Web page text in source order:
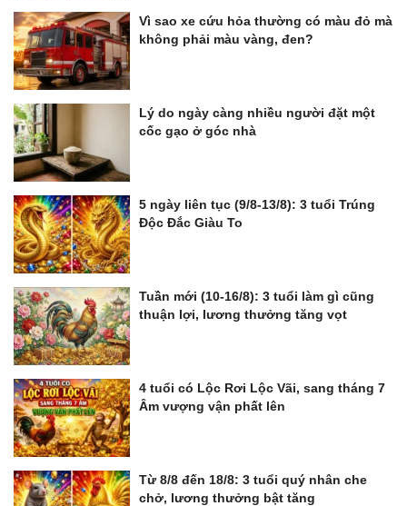
Vì sao xe cứu hỏa thường có màu đỏ mà
không phải màu vàng, đen?
Lý do ngày càng nhiều người đặt một
cốc gạo ở góc nhà
5 ngày liên tục (9/8-13/8): 3 tuổi Trúng
Độc Đắc Giàu To
Tuần mới (10-16/8): 3 tuổi làm gì cũng
thuận lợi, lương thưởng tăng vọt
4 tuổi có Lộc Rơi Lộc Vãi, sang tháng 7
Âm vượng vận phất lên
Từ 8/8 đến 18/8: 3 tuổi quý nhân che
chở, lương thưởng bật tăng